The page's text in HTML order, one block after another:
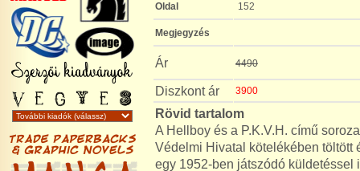
Oldal 152
Megjegyzés
Ár 4490
Diszkont ár 3900
Rövid tartalom
A Hellboy és a P.K.V.H. című
Védelmi Hivatal kötelékében töltött
egy 1952-ben játszódó